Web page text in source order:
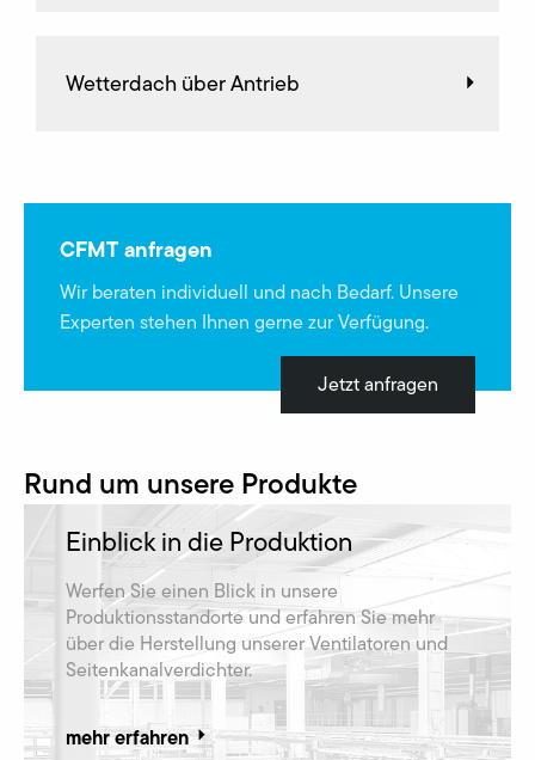
Wetterdach über Antrieb
CFMT anfragen
Wir beraten individuell und nach Bedarf. Unsere
Experten stehen Ihnen gerne zur Verfügung.
Jetzt anfragen
Rund um unsere Produkte
Einblick in die Produktion
Werfen Sie einen Blick in unsere
Produktionsstandorte und erfahren Sie mehr
über die Herstellung unserer Ventilatoren und
Seitenkanalverdichter.
mehr erfahren